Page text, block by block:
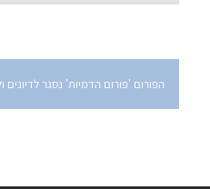
הפורום 'פורום הדמיות' נסגר לדיונים